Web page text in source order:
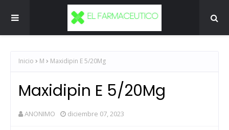
Inicio M Maxidipin E 5/20Mg
Maxidipin E 5/20Mg
ANONIMO diciembre 07, 2023